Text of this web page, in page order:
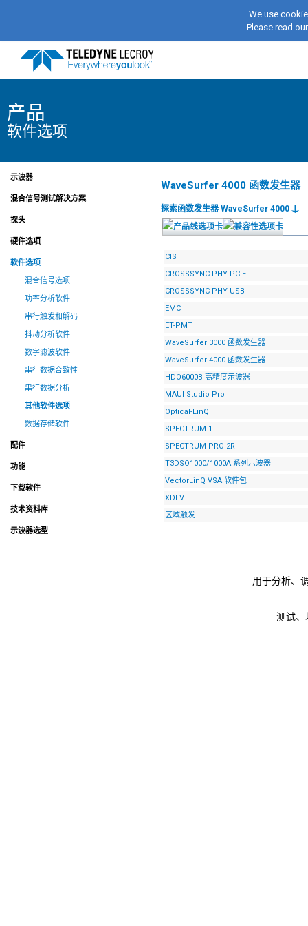
We use
Please read
产品
软件选项
WaveSurfer 4000 函数发生器
探索函数发生器 WaveSurfer 4000
CIS
CROSSSYNC-PHY-PCIE
CROSSSYNC-PHY-USB
EMC
ET-PMT
WaveSurfer 3000 函数发生器
WaveSurfer 4000 函数发生器
HDO6000B 高精度示波器
MAUI Studio Pro
Optical-LinQ
SPECTRUM-1
SPECTRUM-PRO-2R
T3DSO1000/1000A 系列示波器
VectorLinQ VSA 软件包
XDEV
区域触发
示波器
混合信号测试解决方案
探头
硬件选项
软件选项
混合信号选项
功率分析软件
串行触发和解码
抖动分析软件
数字滤波软件
串行数据合致性
串行数据分析
其他软件选项
数据存储软件
配件
功能
下载软件
技术资料库
示波器选型
用于分析、
测试、